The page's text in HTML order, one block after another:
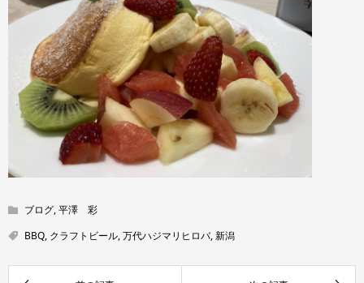
ブログ,平澤 彩
BBQ, クラフトビール,万代ハジマリヒロバ,新潟